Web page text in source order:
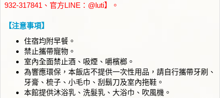
932-317841、官方LINE：@luti】。
【注意事項】
住宿均附早餐。
禁止攜帶寵物。
室內全面禁止酒、吸煙、嚼檳榔。
為響應環保，本飯店不提供一次性用品，請自行攜帶牙刷、
牙膏、梳子、小毛巾、刮鬍刀及室內拖鞋。
本館提供沐浴乳、洗髮乳、大浴巾、吹風機。